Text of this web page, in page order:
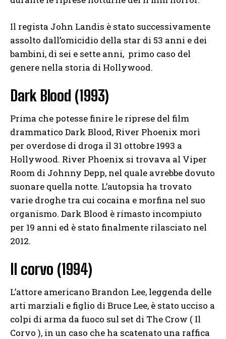
Il regista John Landis è stato successivamente
assolto dall’omicidio della star di 53 anni e dei
bambini, di sei e sette anni, primo caso del
genere nella storia di Hollywood.
Dark Blood (1993)
Prima che potesse finire le riprese del film
drammatico Dark Blood, River Phoenix morì
per overdose di droga il 31 ottobre 1993 a
Hollywood. River Phoenix si trovava al Viper
Room di Johnny Depp, nel quale avrebbe dovuto
suonare quella notte. L’autopsia ha trovato
varie droghe tra cui cocaina e morfina nel suo
organismo. Dark Blood è rimasto incompiuto
per 19 anni ed è stato finalmente rilasciato nel
2012.
Il corvo (1994)
L’attore americano Brandon Lee, leggenda delle
arti marziali e figlio di Bruce Lee, è stato ucciso a
colpi di arma da fuoco sul set di The Crow ( Il
Corvo ), in un caso che ha scatenato una raffica